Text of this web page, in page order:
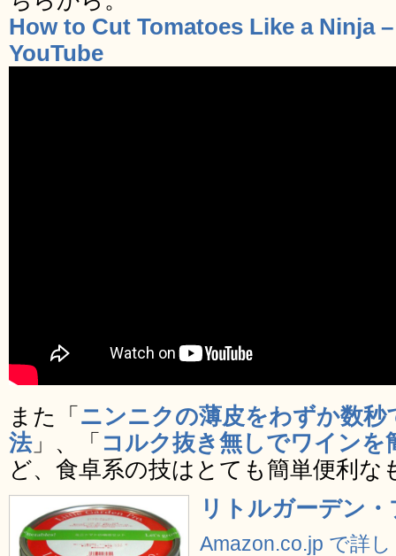
How to Cut Tomatoes Like a Ninja
YouTube
また「 ニンニクの薄皮をわずか数
法」、「 コルク抜き無しでワインを
ど、食卓系の技はとても簡単便利な
リトルガーデン
Amazon.co.jp で詳